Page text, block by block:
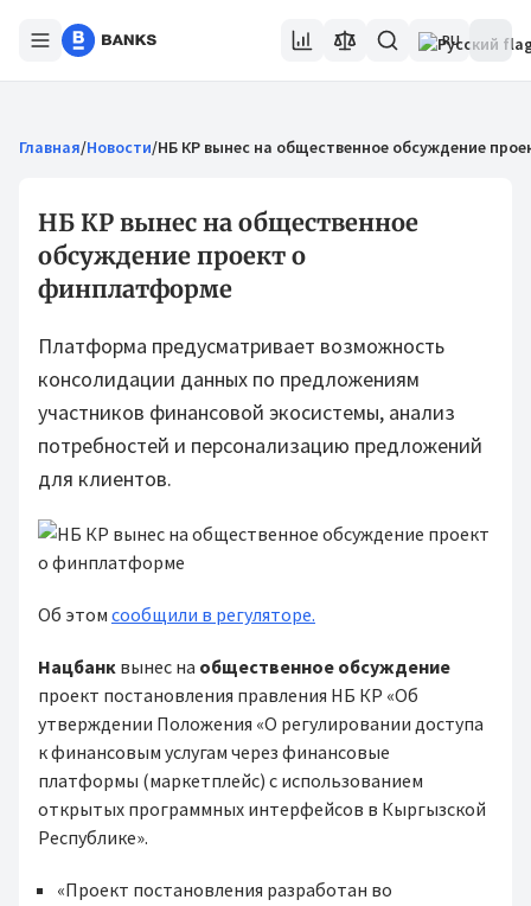
RU
Главная/Новости/НБ КР вынес на общественное обсуждение
НБ КР вынес на общественное
обсуждение проект о
финплатформе
Платформа предусматривает возможность
консолидации данных по предложениям
участников финансовой экосистемы, анализ
потребностей и персонализацию предложений
для клиентов.
Об этом сообщили в регуляторе.
Нацбанк вынес на общественное обсуждение
проект постановления правления НБ КР «Об
утверждении Положения «О регулировании доступа
к финансовым услугам через финансовые
платформы (маркетплейс) с использованием
открытых программных интерфейсов в Кыргызской
Республике».
«Проект постановления разработан во